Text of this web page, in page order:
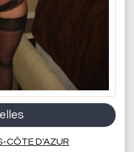
CÔTE D'AZUR